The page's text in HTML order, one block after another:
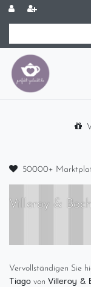
50000+
Villeroy &
Vervollständigen Sie
Tiago von Villeroy &